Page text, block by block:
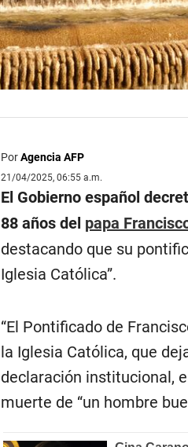
PorAgencia AFP
21/04/2025, 06:55 a.m.
El Gobierno español
88 años del papa
destacando que su
Iglesia Católica”.
“El Pontificado de
la Iglesia Católica, que
declaración institucional,
muerte de “un hombre